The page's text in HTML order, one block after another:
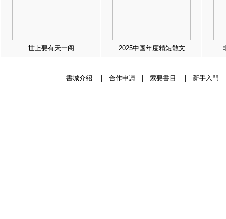
世上要有天一阁 2025中国年度精短散文
書城介紹 合作申請| 索要書目 新手入門